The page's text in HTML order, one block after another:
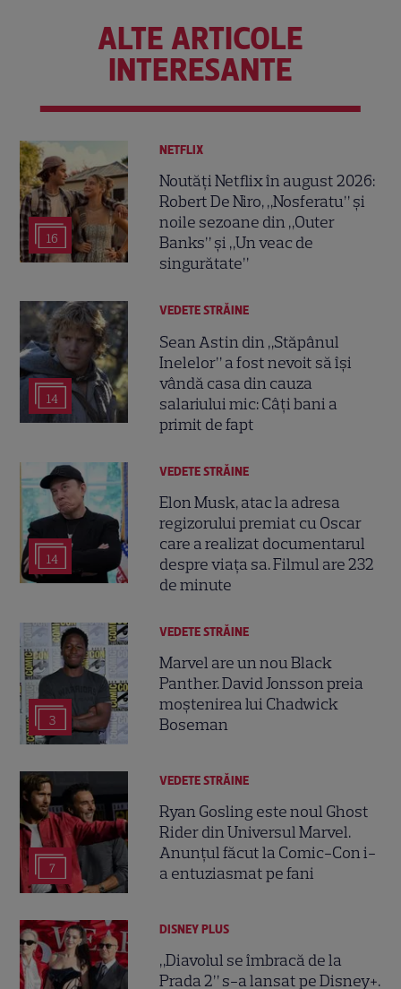
ALTE ARTICOLE
INTERESANTE
16
NETFLIX
Noutăți Netflix în august 2026:
Robert De Niro, „Nosferatu” și
noile sezoane din „Outer
Banks” și „Un veac de
singurătate”
14
VEDETE STRĂINE
Sean Astin din „Stăpânul
Inelelor” a fost nevoit să își
vândă casa din cauza
salariului mic: Câți bani a
primit de fapt
14
VEDETE STRĂINE
Elon Musk, atac la adresa
regizorului premiat cu Oscar
care a realizat documentarul
despre viața sa. Filmul are 232
de minute
3
VEDETE STRĂINE
Marvel are un nou Black
Panther. David Jonsson preia
moștenirea lui Chadwick
Boseman
7
VEDETE STRĂINE
Ryan Gosling este noul Ghost
Rider din Universul Marvel.
Anunțul făcut la Comic-Con i-
a entuziasmat pe fani
DISNEY PLUS
„Diavolul se îmbracă de la
Prada 2” s-a lansat pe Disney+.